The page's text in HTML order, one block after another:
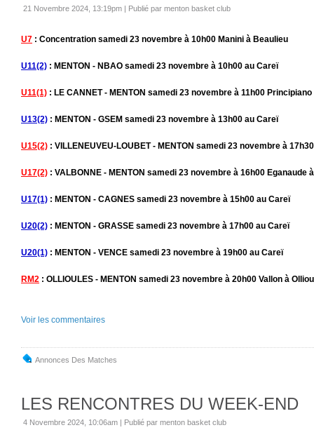
21 Novembre 2024, 13:19pm | Publié par menton basket club
U7 : Concentration samedi 23 novembre à 10h00 Manini à Beaulieu
U11(2) : MENTON - NBAO samedi 23 novembre à 10h00 au Careï
U11(1) : LE CANNET - MENTON samedi 23 novembre à 11h00
U13(2) : MENTON - GSEM samedi 23 novembre à 13h00 au Careï
U15(2) : VILLENEUVEU-LOUBET - MENTON samedi 23 novembre à
U17(2) : VALBONNE - MENTON samedi 23 novembre à 16h00 Eganaude
U17(1) : MENTON - CAGNES samedi 23 novembre à 15h00 au Careï
U20(2) : MENTON - GRASSE samedi 23 novembre à 17h00 au Careï
U20(1) : MENTON - VENCE samedi 23 novembre à 19h00 au Careï
RM2 : OLLIOULES - MENTON samedi 23 novembre à 20h00 Vallon à
Voir les commentaires
Annonces Des Matches
LES RENCONTRES DU WEEK-END
4 Novembre 2024, 10:06am | Publié par menton basket club